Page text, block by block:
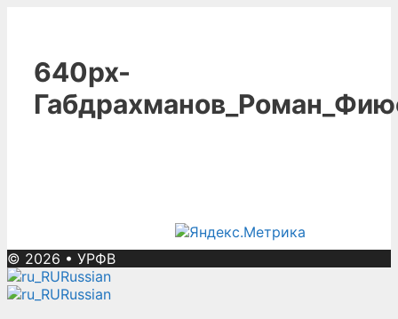
640px-
© 2026 • УРФВ
Russian
Russian